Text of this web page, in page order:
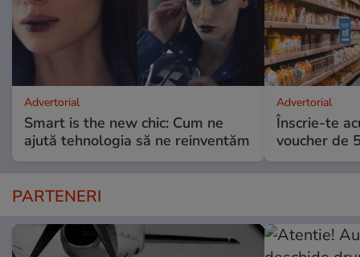
Advertorial
Smart is the new chic: Cum ne
ajută tehnologia să ne reinventăm
Advertorial
Înscrie-te
voucher de
PARTENERI